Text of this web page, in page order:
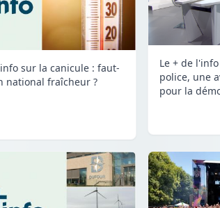
sur la canicule : faut-
national fraîcheur ?
Le + de
police, une
pour la